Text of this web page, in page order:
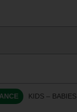
KIDS – BABIES